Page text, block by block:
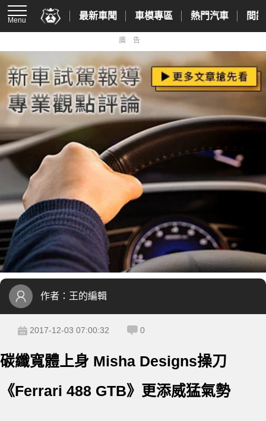
Menu 最新車聞 車模專區 熱門汽車 間
廣告
作者： 王的編輯
2017-12-03 07:00:32 0
碳纖寬體上身 Misha Designs操刀
《Ferrari 488 GTB》更添威猛氣勢